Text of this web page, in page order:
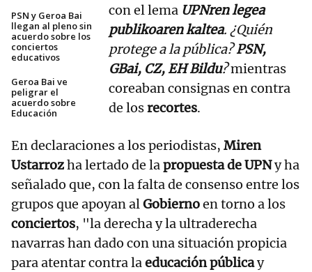
PSN y Geroa Bai
llegan al pleno sin
acuerdo sobre los
conciertos
educativos
Geroa Bai ve
peligrar el
acuerdo sobre
Educación
con el lema UPNren legea
publikoaren kaltea. ¿Quién
protege a la pública?PSN,
GBai, CZ, EH Bildu?mientras
coreaban consignas en contra
de losrecortes.
En declaraciones a los periodistas, Miren
Ustarrozha lertado de lapropuesta de UPNy ha
señalado que, con la falta de consenso entre los
grupos que apoyan alGobiernoen torno a los
conciertos, "la derecha y la ultraderecha
navarras han dado con una situación propicia
para atentar contra laeducación públicay